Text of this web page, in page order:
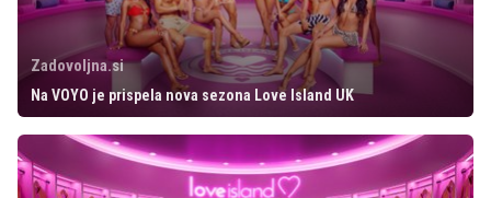
Zadovoljna.si
Na VOYO je prispela nova sezona Love Island UK